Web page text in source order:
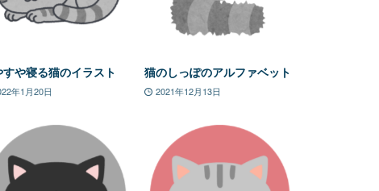
や寝る猫のイラスト
年1月20日
猫のしっぽのアルファベット
2021年12月13日